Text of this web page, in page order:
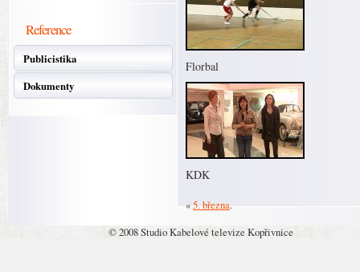
Reference
Publicistika
Dokumenty
Florbal
KDK
«5. března.
© 2008 Studio Kabelové televize Kopřivnice